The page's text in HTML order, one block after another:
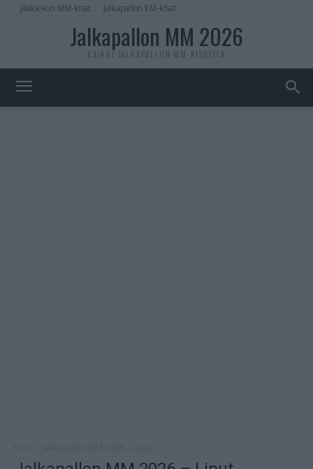
Jääkiekon MM-kisat Jalkapallon EM-kisat
Jalkapallon MM 2026
KAIKKI JALKAPALLON MM-KISOISTA